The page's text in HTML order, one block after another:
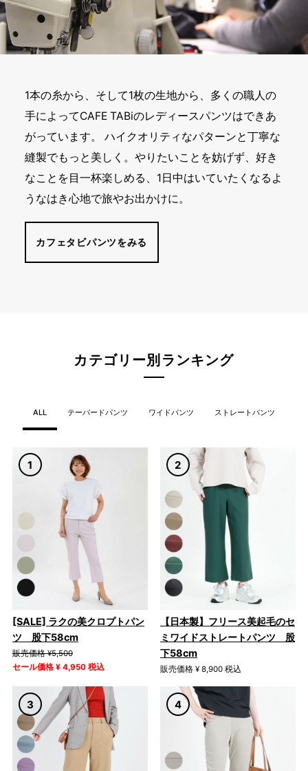
1本の糸から、そして1枚の生地から、多くの職人の
手によってCAFE TABiのレディースパンツはできあ
がっています。 ハイクオリティなパターンと丁寧な
縫製でもっと美しく。やりたいことを妨げず、好き
なことを目一杯楽しめる、1日中はいていたくなるよ
うなはき心地で旅やお出かけに。
カフェタビパンツをみる
カテゴリー別ランキング
ALL テーパードパンツ ワイドパンツ ストレートパンツ
[SALE] ラクの美クロプトパン
ツ 股下58cm
販売価格 ¥5,500
セール価格 ¥ 4,950 税込
【日本製】フリース美起毛のセ
ミワイドストレートパンツ 股
下58cm
販売価格 ¥ 8,900 税込